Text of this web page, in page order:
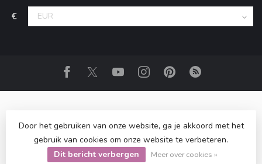
€
© Copyright 2026 Club Zero- Powered byLightspeed-
Lightspeed designby Dyvelopment
Door het gebruiken van onze website, ga je akkoord met het
gebruik van cookies om onze website te verbeteren.
Dit bericht verbergen
Meer over cookies »